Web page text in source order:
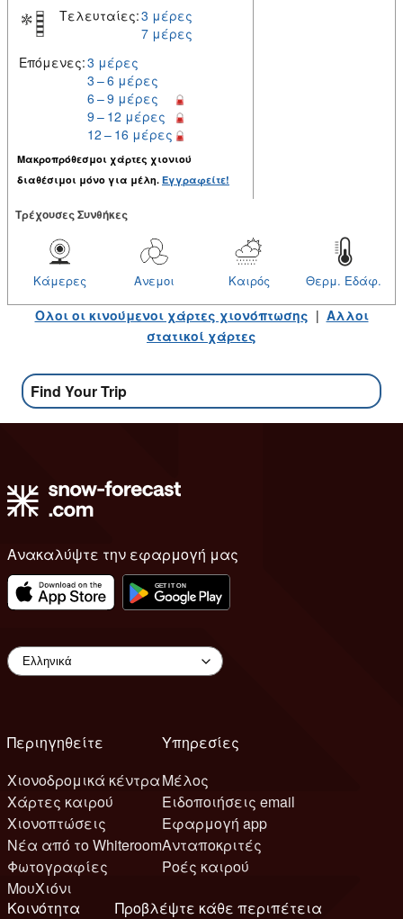
Τελευταίες:3 μέρες
7 μέρες
Επόμενες:3 μέρες
3 – 6 μέρες
6 – 9 μέρες
9 – 12 μέρες
12 – 16 μέρες
Μακροπρόθεσμοι χάρτες χιονιού
διαθέσιμοι μόνο για μέλη. Εγγραφείτε!
Tρέχουσες Συνθήκες
Θερμ. Εδάφ.
Καιρός
Ανεμοι
Κάμερες
Ολοι οι κινούμενοι χάρτες χιονόπτωσης | Αλλοι
στατικοί χάρτες
Find Your Trip
Ανακαλύψτε την εφαρμογή μας
Περιηγηθείτε
Χιονοδρομικά κέντρα
Χάρτες καιρού
Χιονοπτώσεις
Νέα από το Whiteroom
Φωτογραφίες
ΜουΧιόνι
Υπηρεσίες
Μέλος
Ειδοποιήσεις email
Εφαρμογή app
Ανταποκριτές
Ροές καιρού
Κοινότητα
Προβλέψτε κάθε περιπέτεια